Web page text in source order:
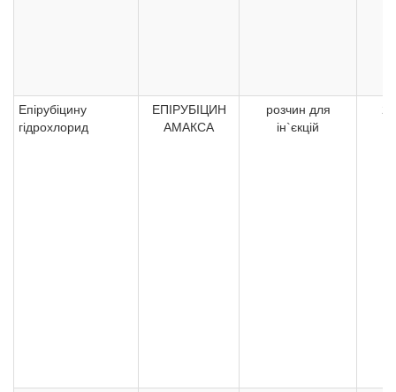
Епірубіцину
гідрохлорид
ЕПІРУБІЦИН
АМАКСА
розчин для
ін`єкцій